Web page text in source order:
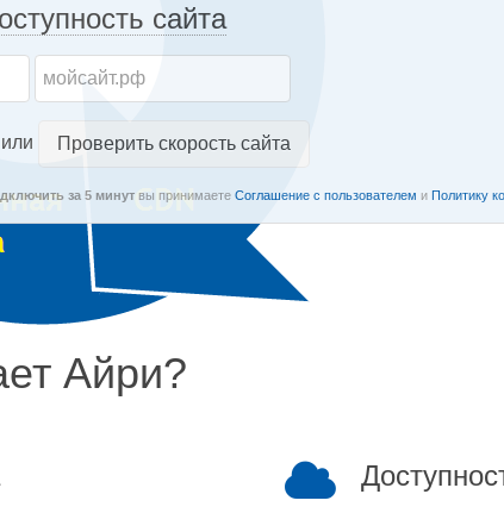
сайта
или Проверить скорость сайта
за 5 минутвы принимаете Соглашение с пользователем и Политику
Айри?